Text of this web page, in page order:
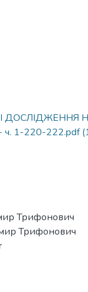
ДОСЛІДЖЕННЯ
ч. 1-220-222.pdf
Трифонович
Трифонович